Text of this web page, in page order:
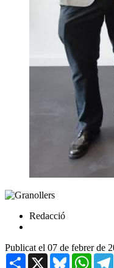
Redacció
Publicat el 07 de febrer de
Share X Bluesky